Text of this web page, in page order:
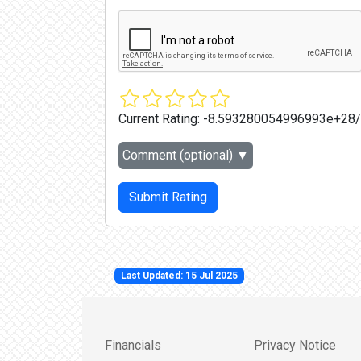
Current Rating: -
Comment (optional) ▼
Submit Rating
Last Updated: 15 Jul 2025
Financials Privacy Notice